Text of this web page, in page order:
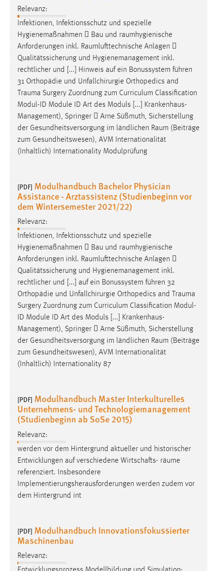
Relevanz:
Infektionen, Infektionsschutz und spezielle
Hygienemaßnahmen  Bau und raumhygienische
Anforderungen inkl. Raumlufttechnische Anlagen 
Qualitätssicherung und Hygienemanagement inkl.
rechtlicher und [...] Hinweis auf ein Bonussystem führen
31 Orthopädie und Unfallchirurgie Orthopedics and
Trauma Surgery Zuordnung zum Curriculum Classification
Modul-ID Module ID Art des Moduls [...] Krankenhaus-
Management), Springer  Arne Süßmuth, Sicherstellung
der Gesundheitsversorgung im ländlichen Raum (Beiträge
zum Gesundheitswesen), AVM Internationalität
(Inhaltlich) Internationality Modulprüfung
[PDF] Modulhandbuch Bachelor Physician
Assistance - Arztassistenz (Studienbeginn vor
dem Wintersemester 2021/22)
Relevanz:
Infektionen, Infektionsschutz und spezielle
Hygienemaßnahmen  Bau und raumhygienische
Anforderungen inkl. Raumlufttechnische Anlagen 
Qualitätssicherung und Hygienemanagement inkl.
rechtlicher und [...] auf ein Bonussystem führen 32
Orthopädie und Unfallchirurgie Orthopedics and Trauma
Surgery Zuordnung zum Curriculum Classification Modul-
ID Module ID Art des Moduls [...] Krankenhaus-
Management), Springer  Arne Süßmuth, Sicherstellung
der Gesundheitsversorgung im ländlichen Raum (Beiträge
zum Gesundheitswesen), AVM Internationalität
(Inhaltlich) Internationality 87
[PDF] Modulhandbuch Master Interkulturelles
Unternehmens- und Technologiemanagement
(Studienbeginn ab SoSe 2015)
Relevanz:
werden vor dem Hintergrund aktueller und historischer
Entwicklungen auf verschiedene Wirtschafts- räume
referenziert. Insbesondere
Implementierungsherausforderungen werden zudem vor
dem Hintergrund int
[PDF] Modulhandbuch Innovationsfokussierter
Maschinenbau
Relevanz:
STATISTIK
Statistik Cookies erfassen Informationen anonym.
Diese Informationen helfen uns zu verstehen, wie
unsere Besucher unsere Website nutzen.
Matomo
Name:
_pk_ref, _pk_cvar, _pk_id, _pk_ses
Zweck:
Zugriffsstatistik
Cookie Laufzeit:
MARKETING
verwendet, um personalisierte Werbung anzuzeigen.
Sie tun dies, indem sie Besucher über Websites
hinweg verfolgen.
Google Ads
Name:
_gcl_au
Anbieter:
Google Ireland Limited
Zweck:
Conversion-Tracking
Facebook Pixel
Name:
_fbp
Anbieter:
Zweck:
Cookie Laufzeit:
3 Monate